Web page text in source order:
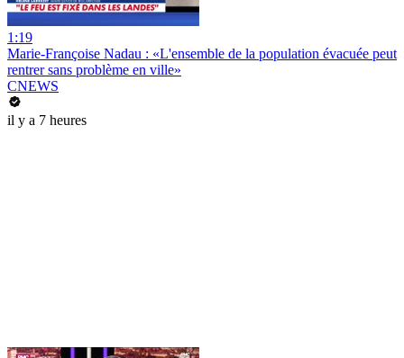
1:19
Marie-Françoise Nadau : «L'ensemble de la population évacuée peut
rentrer sans problème en ville»
CNEWS
il y a 7 heures